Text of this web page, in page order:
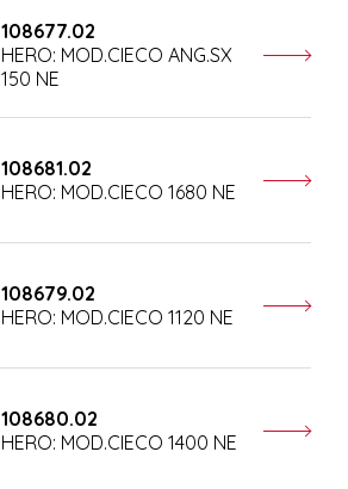
108677.02
HERO: MOD.CIECO ANG.SX
150 NE
108681.02
HERO: MOD.CIECO 1680 NE
108679.02
HERO: MOD.CIECO 1120 NE
108680.02
HERO: MOD.CIECO 1400 NE